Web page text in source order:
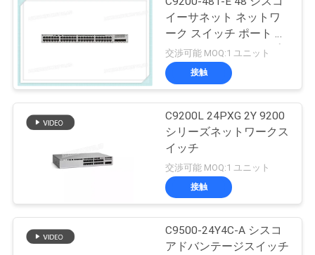
イーサネット ネットワ
ーク スイッチ ポート デ
ータ モジュールアップ
リンク オプション
交渉可能 MOQ:1 ユニット
接触
C9200L 24PXG 2Y 9200
シリーズネットワークス
イッチ
交渉可能 MOQ:1 ユニット
接触
C9500-24Y4C-A シスコ
アドバンテージスイッチ